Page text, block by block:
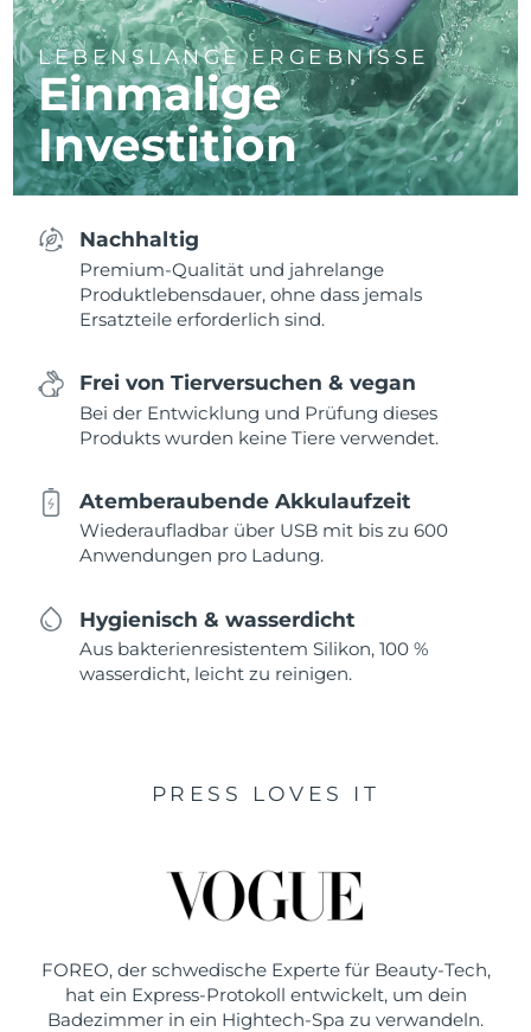
LEBENSLANGE ERGEBNISSE
Einmalige
Investition
Nachhaltig
Premium-Qualität und jahrelange
Produktlebensdauer, ohne dass jemals
Ersatzteile erforderlich sind.
Frei von Tierversuchen & vegan
Bei der Entwicklung und Prüfung dieses
Produkts wurden keine Tiere verwendet.
Atemberaubende Akkulaufzeit
Wiederaufladbar über USB mit bis zu 600
Anwendungen pro Ladung.
Hygienisch & wasserdicht
Aus bakterienresistentem Silikon, 100 %
wasserdicht, leicht zu reinigen.
PRESS LOVES IT
FOREO, der schwedische Experte für Beauty-Tech,
hat ein Express-Protokoll entwickelt, um dein
Badezimmer in ein Hightech-Spa zu verwandeln.